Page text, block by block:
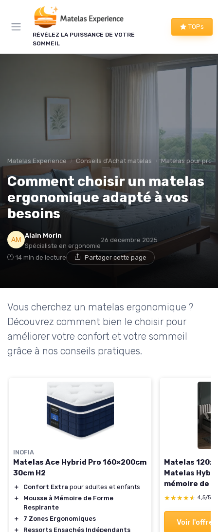
RÉVÉLEZ LA PUISSANCE DE VOTRE
SOMMEIL
TOPs
Matelas Experience Conseils d'Achat matelas Matelas pour
Comment choisir un matelas
ergonomique adapté à vos
besoins
Alain Morin
Spécialiste en ergonomie
26 décembre 2025
14 min de lecture Partager cette page
Vous cherchez un matelas ergonomique ?
Découvrez comment bien le choisir pour
améliorer votre confort et votre sommeil
grâce à nos conseils pratiques.
INOFIA
Matelas Ace Hybrid Pro 160×200cm
30cm H2
＋ Confort Extra pour adultes et enfants
＋
Mousse à Mémoire de Forme
Respirante
＋
7 Zones Ergonomiques
＋
Ressorts Ensachés Indépendants
Matelas
Matelas
mémoire de
ensachés,
Ergonomique
environ 20 cm
★★★★★
★★★★★ 4,5/5
Voir l'offre
Panneau de gestion des cookies